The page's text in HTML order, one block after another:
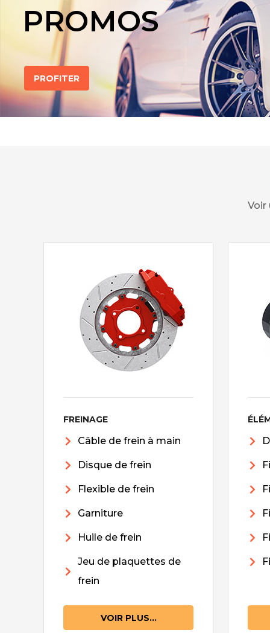
PROMOS
PROFITER
Voir
FREINAGE
Câble de frein à main
Disque de frein
Flexible de frein
Garniture
Huile de frein
Jeu de plaquettes de
frein
VOIR PLUS...